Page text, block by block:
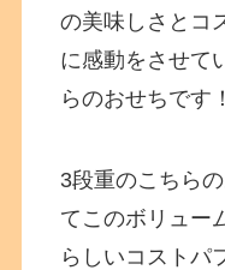
の美味しさとコ
に感動をさせて
らのおせちです！
3段重のこちら
てこのボリュー
らしいコストパ